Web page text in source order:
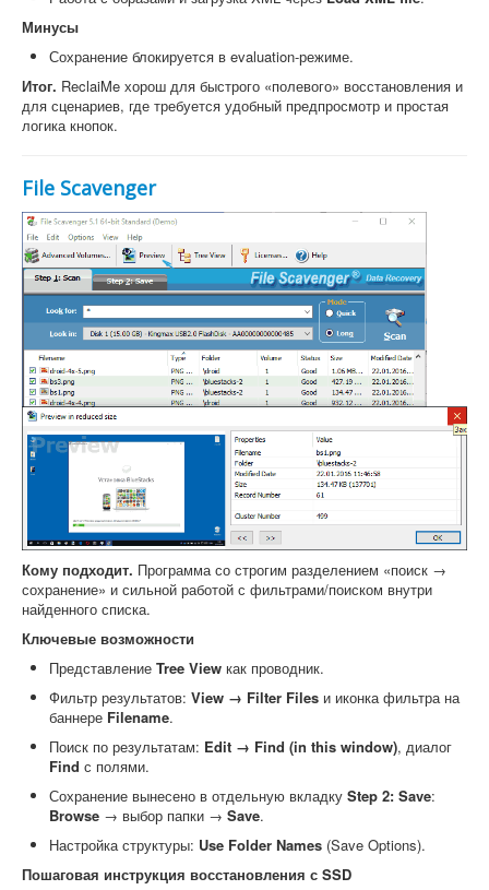
Минусы
Сохранение блокируется в evaluation-режиме.
Итог. ReclaiMe хорош для быстрого «полевого» восстановления и
для сценариев, где требуется удобный предпросмотр и простая
логика кнопок.
File Scavenger
Кому подходит. Программа со строгим разделением «поиск →
сохранение» и сильной работой с фильтрами/поиском внутри
найденного списка.
Ключевые возможности
Представление Tree View как проводник.
Фильтр результатов: View → Filter Files и иконка фильтра на
баннере Filename.
Поиск по результатам: Edit → Find (in this window), диалог
Find с полями.
Сохранение вынесено в отдельную вкладку Step 2: Save:
Browse → выбор папки → Save.
Настройка структуры: Use Folder Names (Save Options).
Пошаговая инструкция восстановления с SSD